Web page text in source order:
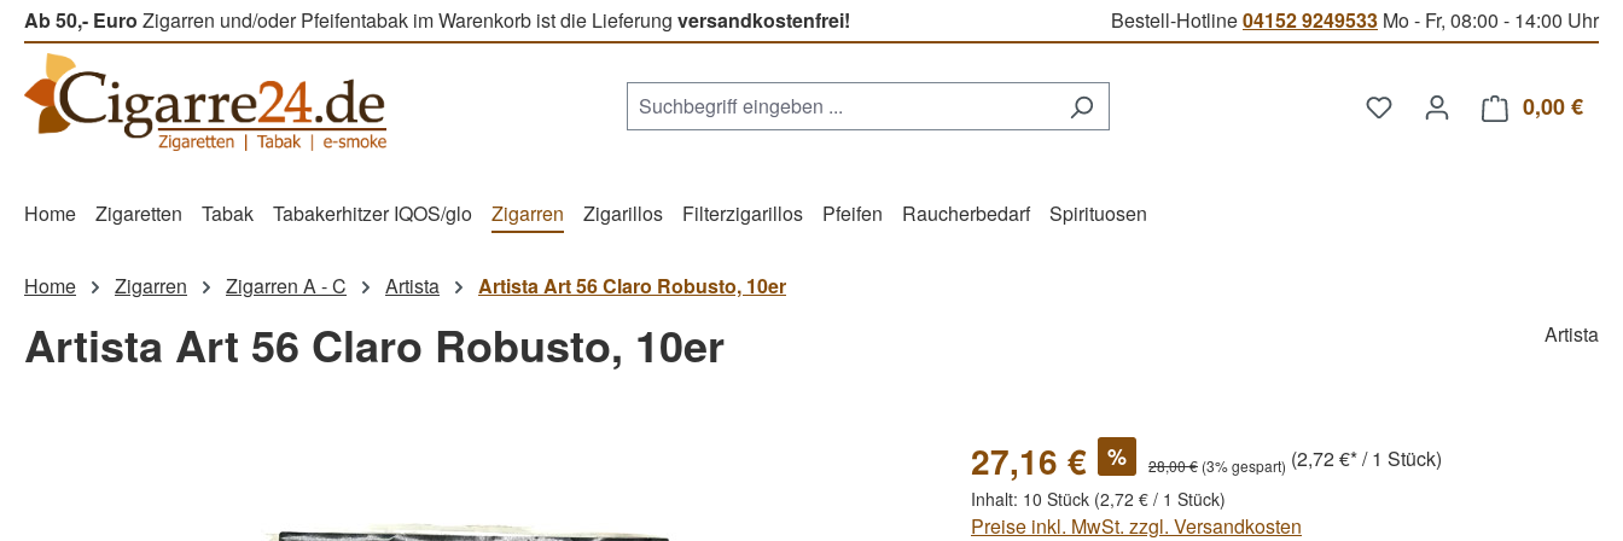
Hauptinhalt springen
Zur Suche springen
Zur Hauptnavigation springen
Ab 50,- Euro Zigarren und/oder Pfeifentabak im Warenkorb ist die Lieferung versandkostenfrei! Bestell-Hotline04152 9249533 Mo - Fr, 08:00 - 14:00 Uhr
Du hast 0 Produkte auf
0,00 €
Home Zigaretten Tabak Tabakerhitzer IQOS/glo Zigarren Zigarillos Filterzigarillos Pfeifen Raucherbedarf Spirituosen
Home Zigarren Zigarren A - C Artista Artista Art 56 Claro Robusto, 10er
Artista Art 56 Claro Robusto, 10er Artista
27,16 € % 28,00 € (3% gespart) (2,72 €* / 1 Stück)
Inhalt: 10 Stück (2,72 € / 1 Stück)
Preise inkl. MwSt. zzgl. Versandkosten